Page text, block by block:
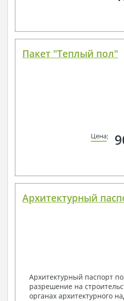
Пакет "Теплый пол"
Цена:
Архитектурный
Архитектурный паспорт
разрешение на
органах архитектурного